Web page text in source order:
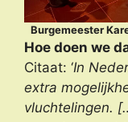
Burgemeester
Hoe doen we
Citaat: ‘In
extra
vluchtelingen.